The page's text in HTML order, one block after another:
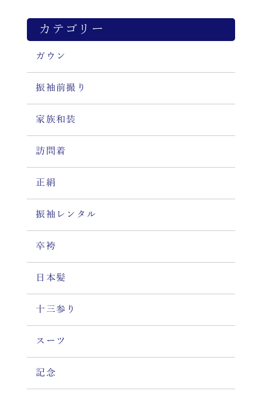
カテゴリー
ガウン
振袖前撮り
家族和装
訪問着
正絹
振袖レンタル
卒袴
日本髪
十三参り
スーツ
記念